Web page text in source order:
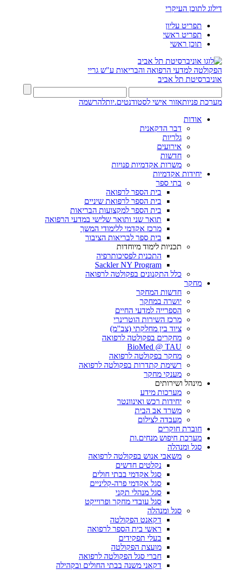
דילוג לתוכן העיקרי
תפריט עליון
תפריט ראשי
תוכן ראשי
הפקולטה למדעי הרפואה והבריאות ע"ש גריי
אוניברסיטת תל אביב
מערכת פניותאזור אישי לסטודנטים.יותלהרשמה
אודות
דבר הדקאנית
גלריות
אירועים
חדשות
משרות אקדמיות פנויות
יחידות אקדמיות
בתי ספר
בית הספר לרפואה
בית הספר לרפואת שיניים
בית הספר למקצועות הבריאות
תואר שני ותואר שלישי במדעי הרפואה
מרכז אקדמי ללימודי המשך
בית ספר לבריאות הציבור
תכניות לימוד מיוחדות
התכנית לפסיכותרפיה
Sackler NY Program
כלל התקנונים בפקולטה לרפואה
מחקר
חדשות המחקר
יושרה במחקר
הספרייה למדעי החיים
מרכז השירות הוטרינרי
ציוד בין מחלקתי (צב"מ)
מחקרים בפקולטה לרפואה
BioMed @ TAU
מחקר בפקולטה לרפואה
רשימת קתדרות בפקולטה לרפואה
מענקי מחקר
מינהל ושירותים
מערכות מידע
יחידות רכש ואינוונטר
משרד אב הבית
מעבדה לצילום
חוברת חוקרים
מערכת חיפוש מנחים.ות
סגל ומנהלה
משאבי אנוש בפקולטה לרפואה
נקלטים חדשים
סגל אקדמי בבתי חולים
סגל אקדמי פרה-קליניים
סגל מנהלי תקני
סגל עובדי מחקר ופרוייקט
סגל ומנהלה
דקאנט הפקולטה
ראשי בית הספר לרפואה
בעלי תפקידים
מועצת הפקולטה
חברי סגל הפקולטה לרפואה
דקאני משנה בבתי החולים ובקהילה